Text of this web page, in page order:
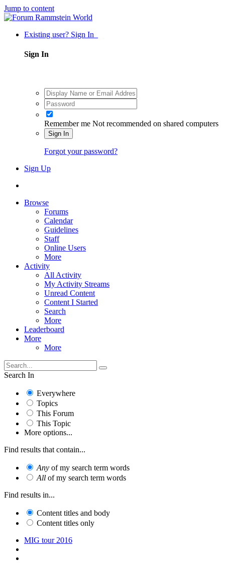
Jump to content
Existing user? Sign In
Sign In
Remember me Not recommended on shared computers
Sign In
Forgot your password?
Sign Up
Browse
Forums
Calendar
Guidelines
Staff
Online Users
More
Activity
All Activity
My Activity Streams
Unread Content
Content I Started
Search
More
Leaderboard
More
More
Search In
Everywhere
Topics
This Forum
This Topic
More options...
Find results that contain...
Any of my search term words
All of my search term words
Find results in...
Content titles and body
Content titles only
MIG tour 2016